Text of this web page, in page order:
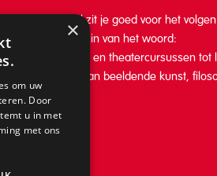
Texel zit je goed voor het
in de breedste zin van het woord:
danslessen en theatercursussen tot
op het gebied van beeldende kunst,
×
om uw
Door
u in met
met ons